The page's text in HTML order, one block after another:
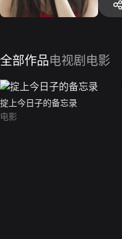
全部作品电视剧 电影
掟上今日子的备忘录
电影